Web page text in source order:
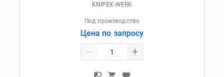
KNIPEX-WERK
Под производство
Цена по запросу